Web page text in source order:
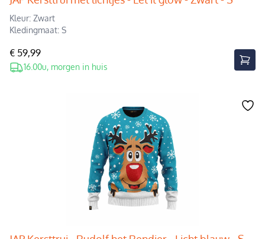
Kleur: Zwart
Kledingmaat: S
€ 59,99
16.00u, morgen in huis